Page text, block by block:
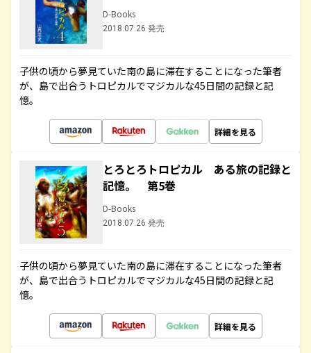
D-Books
2018.07.26 発売
子供の頃から夢見ていた南の島に滞在することになった筆者
が、島で出合うトロピカルでマジカルな45日間の記録と記
憶。
詳細を見る
とろとろトロピカル ある旅の記録と
記憶。 第5巻
D-Books
2018.07.26 発売
子供の頃から夢見ていた南の島に滞在することになった筆者
が、島で出合うトロピカルでマジカルな45日間の記録と記
憶。
詳細を見る